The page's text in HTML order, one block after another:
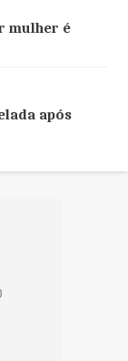
mulher é
após